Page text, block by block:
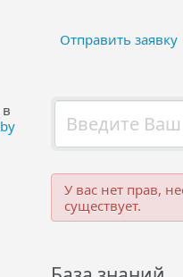
Отправить заявку
У вас нет прав,
существует.